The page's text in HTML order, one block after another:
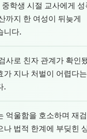
학생 시절 교사에게 성
까지 한 여성이 뒤늦게
니다.
사로 친자 관계가 확인
가 지나 처벌이 어렵다
.
억울함을 호소하며 재
나 법적 한계에 부딪힌